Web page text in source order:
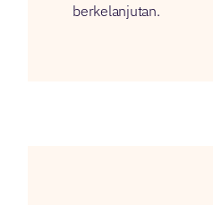
berkelanjutan.